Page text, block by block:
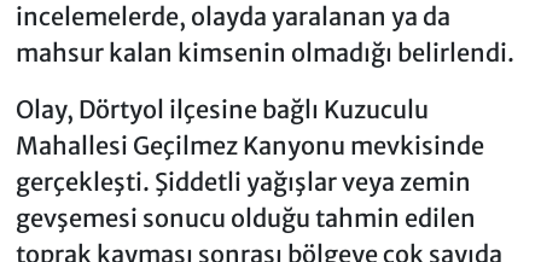
incelemelerde, olayda yaralanan ya da
mahsur kalan kimsenin olmadığı belirlendi.
Olay, Dörtyol ilçesine bağlı Kuzuculu
Mahallesi Geçilmez Kanyonu mevkisinde
gerçekleşti. Şiddetli yağışlar veya zemin
gevşemesi sonucu olduğu tahmin edilen
toprak kayması sonrası bölgeye çok sayıda